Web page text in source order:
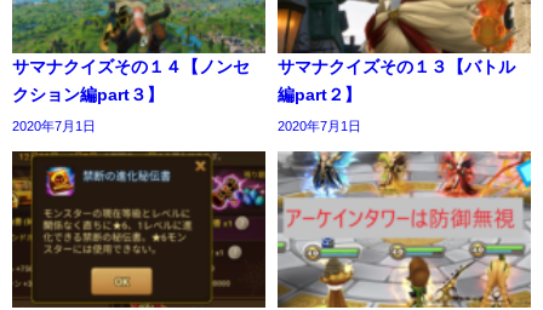
サマナクイズその１４【ノンセ
クション編part３】
2020年7月1日
サマナクイズその１３【バトル
編part２】
2020年7月1日